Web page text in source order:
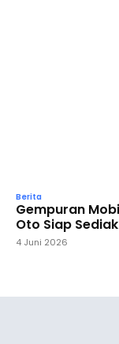
Berita
Gempuran
Oto Siap
4 Juni 2026